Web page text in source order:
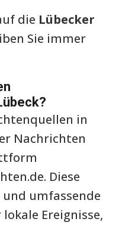
die Lübecker
Sie immer
in
Nachrichten
Diese
umfassende
Ereignisse,